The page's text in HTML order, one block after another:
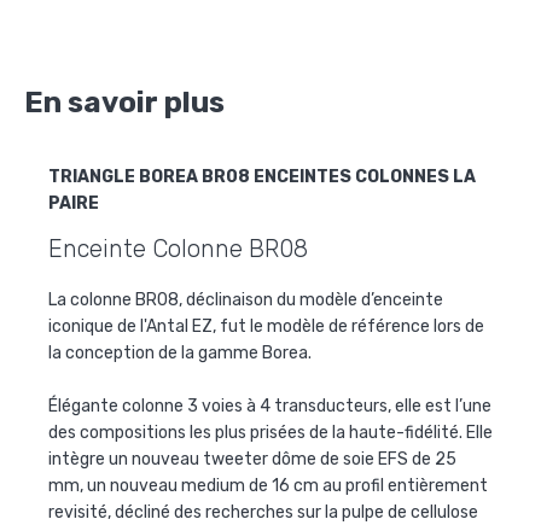
En savoir plus
TRIANGLE BOREA BR08 ENCEINTES COLONNES LA
PAIRE
Enceinte Colonne BR08
La colonne BR08, déclinaison du modèle d’enceinte
iconique de l'Antal EZ, fut le modèle de référence lors de
la conception de la gamme Borea.
Élégante colonne 3 voies à 4 transducteurs, elle est l’une
des compositions les plus prisées de la haute-fidélité. Elle
intègre un nouveau tweeter dôme de soie EFS de 25
mm, un nouveau medium de 16 cm au profil entièrement
revisité, décliné des recherches sur la pulpe de cellulose